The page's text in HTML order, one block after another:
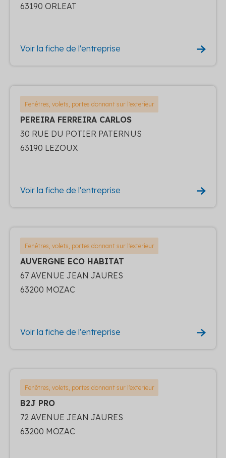
63190 ORLEAT
Voir la fiche de l'entreprise
Fenêtres, volets, portes donnant sur l'exterieur
PEREIRA FERREIRA CARLOS
30 RUE DU POTIER PATERNUS
63190 LEZOUX
Voir la fiche de l'entreprise
Fenêtres, volets, portes donnant sur l'exterieur
AUVERGNE ECO HABITAT
67 AVENUE JEAN JAURES
63200 MOZAC
Voir la fiche de l'entreprise
Fenêtres, volets, portes donnant sur l'exterieur
B2J PRO
72 AVENUE JEAN JAURES
63200 MOZAC